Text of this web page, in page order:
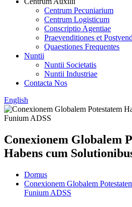
Centrum Pecuniarium
Centrum Logisticum
Conscriptio Agentiae
Praevenditiones et
Quaestiones Frequentes
Nuntii
Nuntii Societatis
Nuntii Industriae
Contacta Nos
English
Conexionem Globalem
Habens cum
Domus
Conexionem Globalem
Funium ADSS